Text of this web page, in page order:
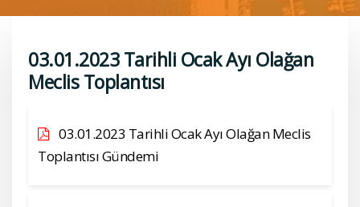
03.01.2023 Tarihli Ocak Ayı Olağan
Meclis Toplantısı
03.01.2023 Tarihli Ocak Ayı Olağan Meclis
Toplantısı Gündemi